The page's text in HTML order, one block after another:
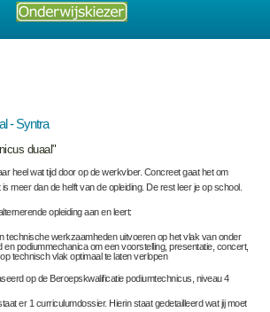
- Syntra
duaal"
heel wat tijd door op de werkvloer. Concreet gaat het om
meer dan de helft van de opleiding. De rest leer je op school.
opleiding aan en leert:
technische werkzaamheden uitvoeren op het vlak van onder
en podiummechanica om een voorstelling, presentatie, concert,
technisch vlak optimaal te laten verlopen
op de Beroepskwalificatie podiumtechnicus, niveau 4
er 1 curriculumdossier. Hierin staat gedetailleerd wat jij moet